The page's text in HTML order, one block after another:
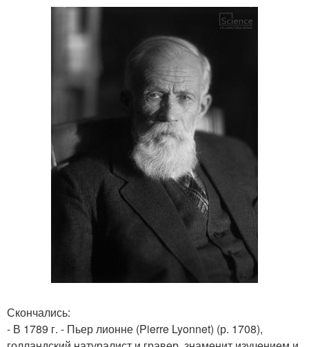
Скончались:
- В 1789 г. - Пьер лионне (Pierre Lyonnet) (р. 1708),